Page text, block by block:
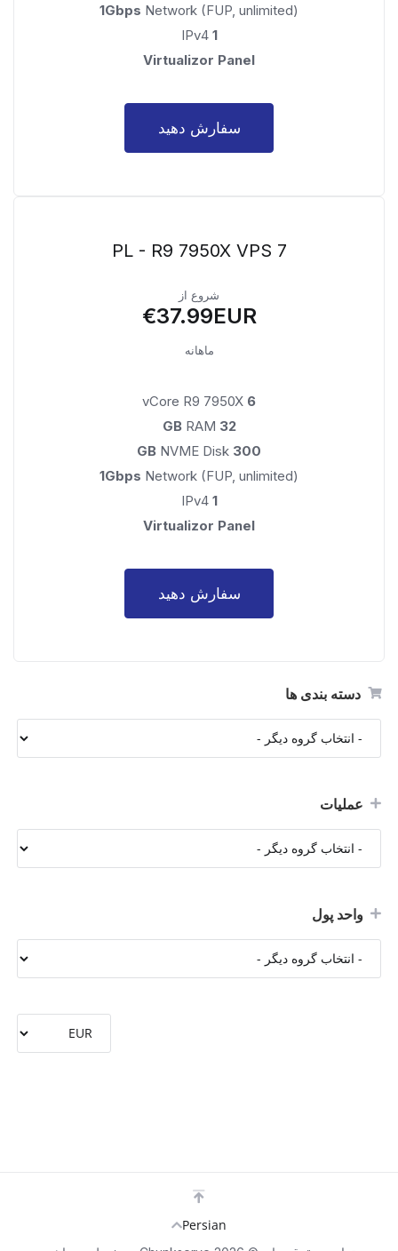
دسته بندی ها
عملیات
واحد پول
1Gbps Network (FUP, unlimited)
1
IPv4
Virtualizor Panel
سفارش دهید
PL - R9 7950X VPS 7
شروع از
€37.99EUR
ماهانه
6
32 GB
RAM
300 GB
NVME Disk
1Gbps Network (FUP, unlimited)
1
IPv4
Virtualizor Panel
سفارش دهید
Persian